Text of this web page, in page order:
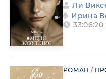
Ли
Ирина
33:06:20
РОМАН /